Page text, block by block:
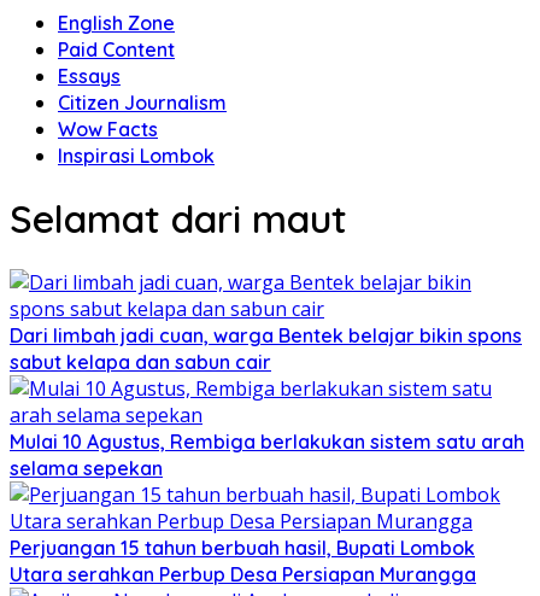
English Zone
Paid Content
Essays
Citizen Journalism
Wow Facts
Inspirasi Lombok
Selamat dari maut
Dari limbah jadi cuan, warga Bentek belajar bikin spons
sabut kelapa dan sabun cair
Mulai 10 Agustus, Rembiga berlakukan sistem satu arah
selama sepekan
Perjuangan 15 tahun berbuah hasil, Bupati Lombok
Utara serahkan Perbup Desa Persiapan Murangga